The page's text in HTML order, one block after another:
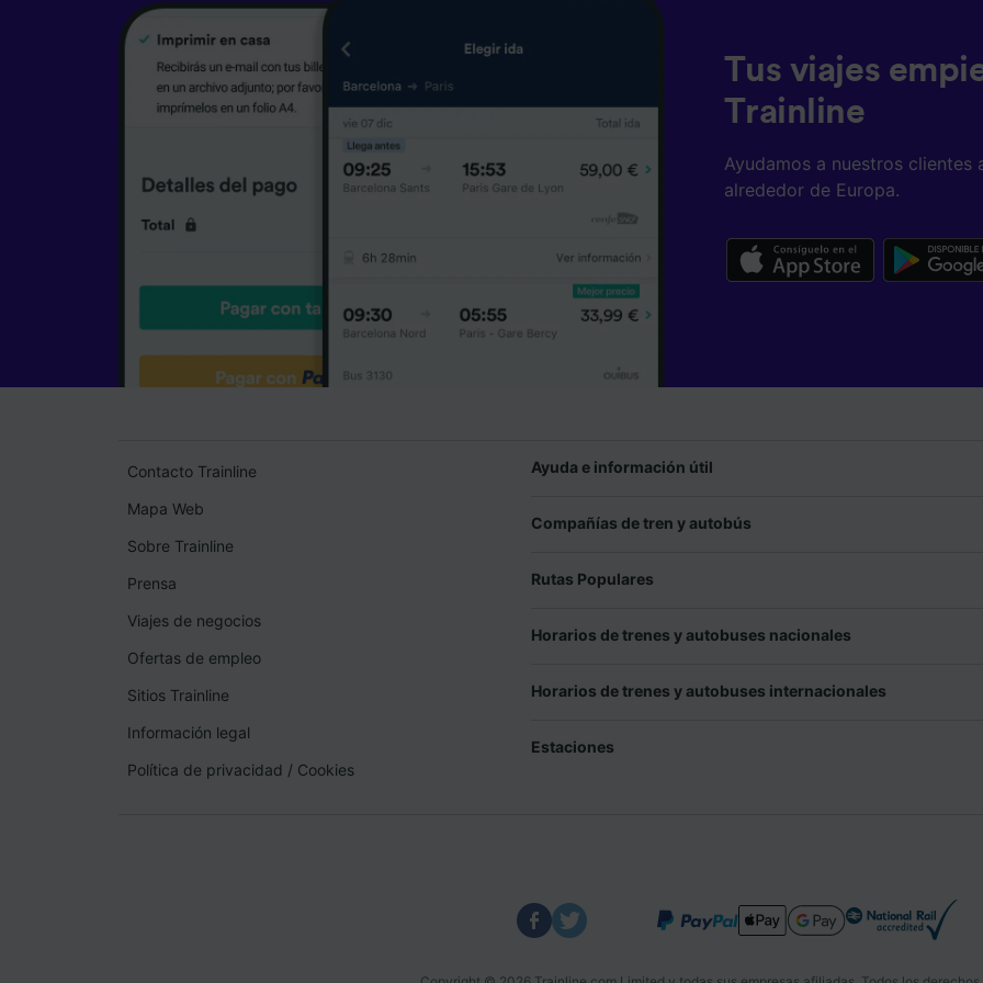
Tus viajes
Trainline
Ayudamos a nuestros clientes
alrededor de Europa.
Contacto Trainline
Mapa Web
Sobre Trainline
Prensa
Viajes de negocios
Ofertas de empleo
Sitios Trainline
Información legal
Política de privacidad / Cookies
Ayuda e información útil
Compañías de tren y autobús
Rutas Populares
Horarios de trenes y autobuses nacionales
Horarios de trenes y autobuses internacionales
Estaciones